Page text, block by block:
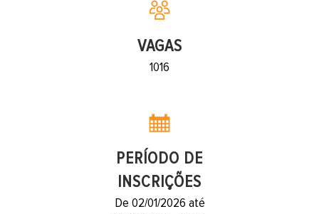
VAGAS
1016
PERÍODO DE
INSCRIÇÕES
De 02/01/2026 até